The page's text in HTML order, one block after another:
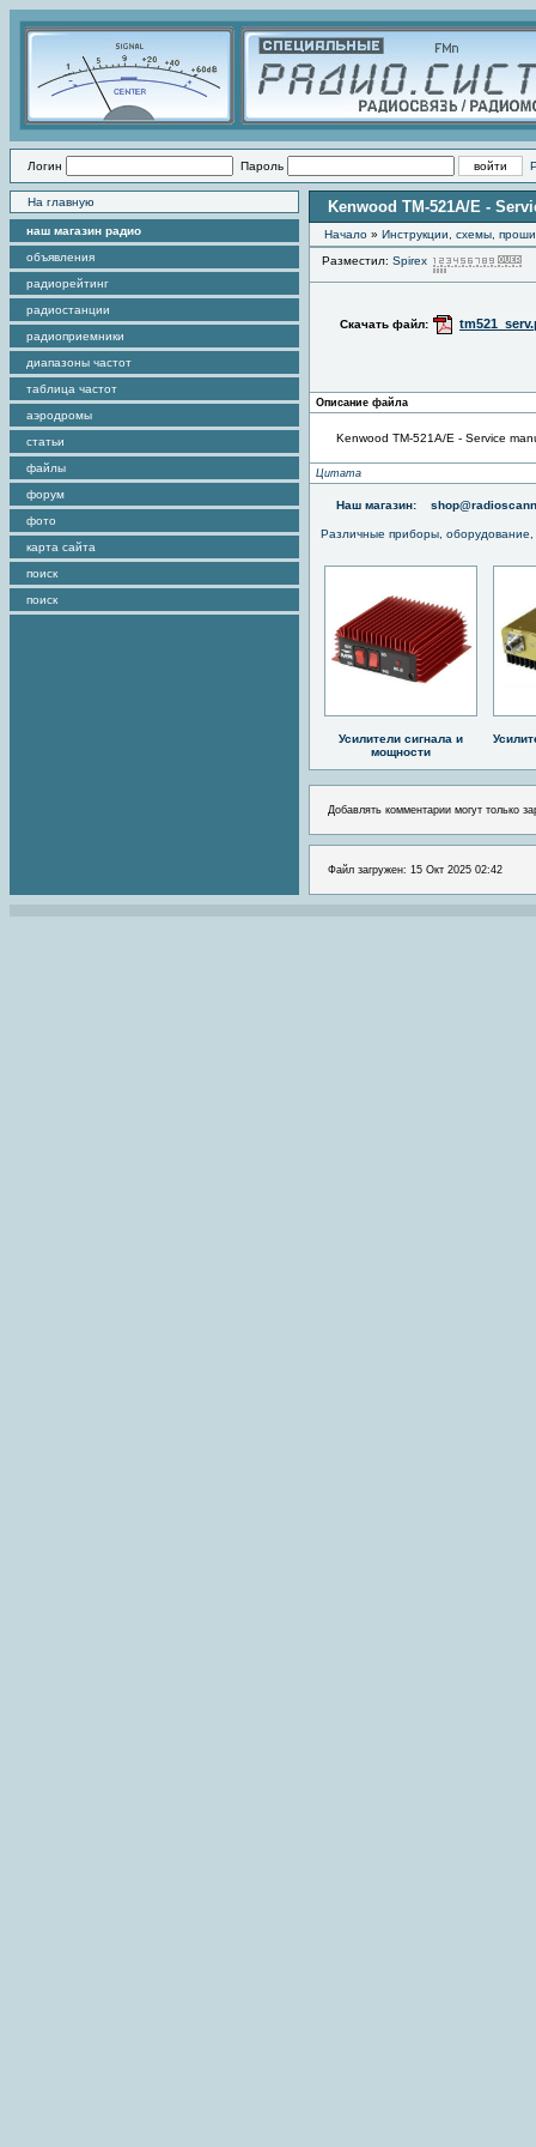
Логин Пароль
На главную
наш магазин радио
объявления
радиорейтинг
радиостанции
радиоприемники
диапазоны частот
таблица частот
аэродромы
статьи
файлы
форум
фото
карта сайта
поиск
поиск
Kenwood TM-521A/E -
Начало » Инструкции, схемы,
Разместил: Spirex
Скачать файл:
Описание файла
Kenwood TM-521A/E - Service
Цитата
Наш магазин:
Различные приборы,
Усилители сигнала и
мощности
Добавлять комментарии могут только
Файл загружен: 15 Окт 2025 02:42